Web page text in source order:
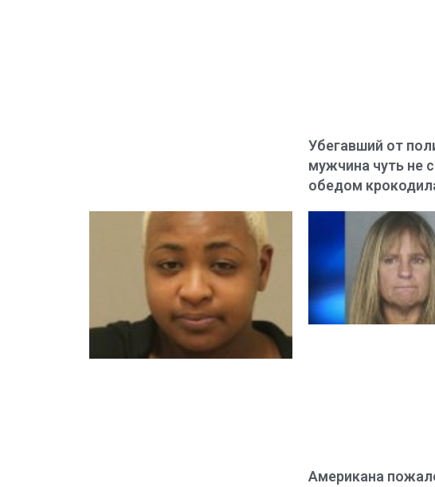
Убегавший от
мужчина чуть не
обедом
Американа